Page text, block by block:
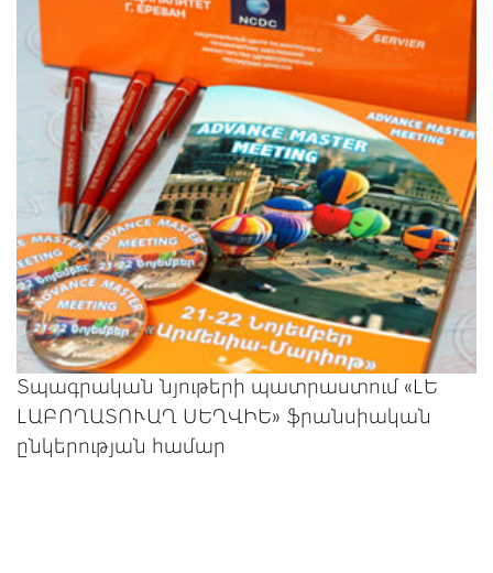
Տպագրական նյութերի պատրաստում «ԼԵ
ԼԱԲՈՂԱՏՈՒԱՂ ՍԵՂՎԻԵ» ֆրանսիական
ընկերության համար